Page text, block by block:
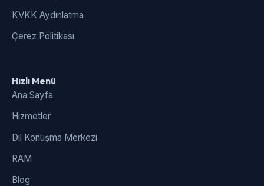
KVKK Aydınlatma
Çerez Politikası
Hızlı Menü
Ana Sayfa
Hizmetler
Dil Konuşma Merkezi
RAM
Blog